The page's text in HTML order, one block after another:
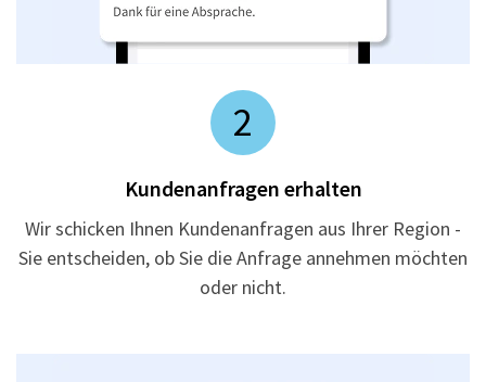
2
Kundenanfragen erhalten
Wir schicken Ihnen Kundenanfragen aus Ihrer Region -
Sie entscheiden, ob Sie die Anfrage annehmen möchten
oder nicht.